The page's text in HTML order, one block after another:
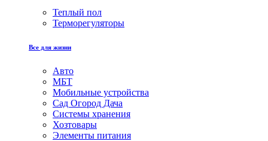
Теплый пол
Терморегуляторы
Все для жизни
Авто
МБТ
Мобильные устройства
Сад Огород Дача
Системы хранения
Хозтовары
Элементы питания